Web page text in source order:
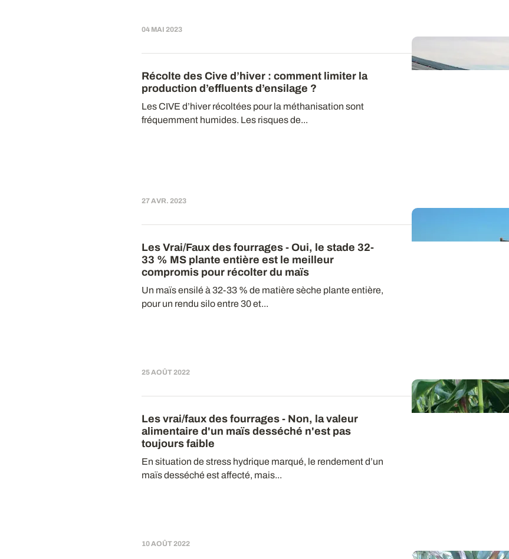
04 MAI 2023
Récolte des Cive d’hiver : comment limiter la
production d’effluents d’ensilage ?
Les CIVE d’hiver récoltées pour la méthanisation sont
fréquemment humides. Les risques de...
27 AVR. 2023
Les Vrai/Faux des fourrages - Oui, le stade 32-
33 % MS plante entière est le meilleur
compromis pour récolter du maïs
Un maïs ensilé à 32-33 % de matière sèche plante entière,
pour un rendu silo entre 30 et...
25 AOÛT 2022
Les vrai/faux des fourrages - Non, la valeur
alimentaire d'un maïs desséché n'est pas
toujours faible
En situation de stress hydrique marqué, le rendement d’un
maïs desséché est affecté, mais...
10 AOÛT 2022